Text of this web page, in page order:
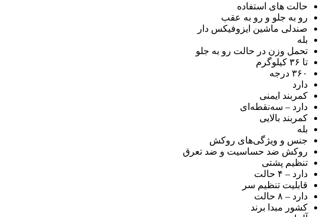
حالت های استفاده
رو به جلو و رو به عقب
صندلی ماشین ایزوفیکس دار
بله
تحمل وزن در حالت رو به جلو
تا ۳۶ کیلوگرم
۳۶۰ درجه
دارد
کمربند ایمنی
دارد – سه‌نقطه‌ای
کمربند بالایی
بله
جنس و ویژگی‌های روکش
روکش ضد حساسیت و ضد تعرق
تنظیم پشتی
دارد – ۴ حالت
قابلیت تنظیم سر
دارد – ۸ حالت
کشور مبدا برند